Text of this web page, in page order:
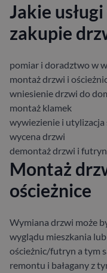
Jakie
zakupie
pomiar i doradztwo w
montaż drzwi i
wniesienie drzwi do
montaż klamek
wywiezienie i utylizacja
wycena drzwi
demontaż drzwi i futryn
Montaż
ościeżnice
Wymiana drzwi może
wyglądu mieszkania
ościeżnic/futryn a tym
remontu i bałagany z